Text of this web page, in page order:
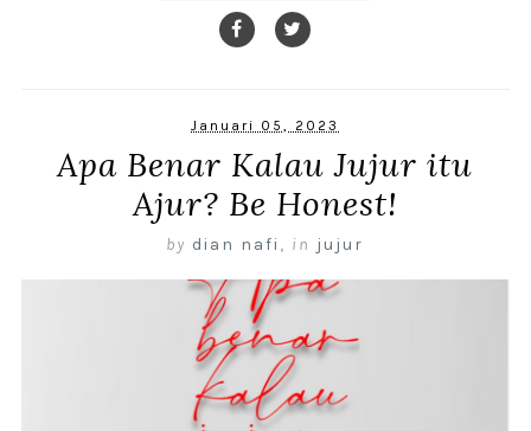
Januari 05, 2023
Apa Benar Kalau Jujur itu
Ajur? Be Honest!
by dian nafi , in jujur